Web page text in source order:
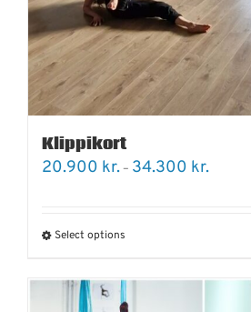
Klippikort
20.900 kr.– 34.300 kr.
Select options